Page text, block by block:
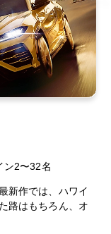
ン2〜32名
新作では、ハワイ
路はもちろん、オ